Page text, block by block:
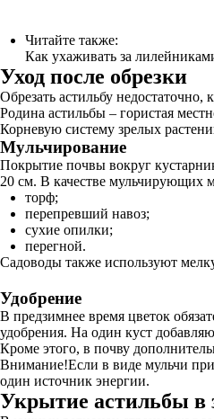
Читайте также:
Как ухаживать за
Уход после обрезки
Обрезать астильбу
Родина астильбы – гористая
Корневую систему зрелых
Мульчирование
Покрытие почвы вокруг
20 см. В качестве мульчирующих
торф;
перепревший навоз;
сухие опилки;
перегной.
Садоводы также используют
Удобрение
В предзимнее время цветок
удобрения. На один куст
Кроме этого, в почву
Внимание!Если в виде мульчи
один источник энергии.
Укрытие астильбы в